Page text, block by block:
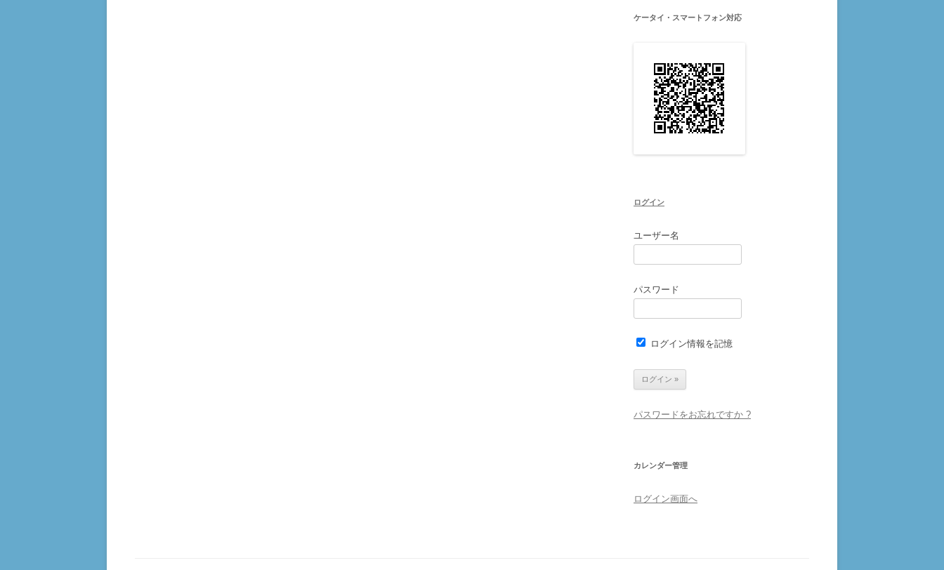
ケータイ・スマートフォン対応
ログイン
ユーザー名
パスワード
ログイン情報を記憶
パスワードをお忘れですか ?
カレンダー管理
ログイン画面へ